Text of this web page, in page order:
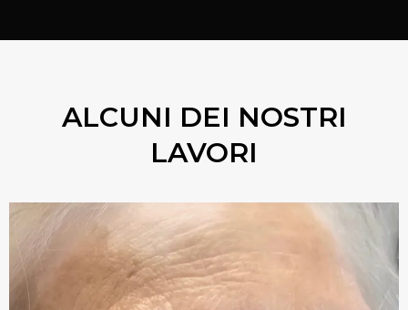
ALCUNI DEI NOSTRI
LAVORI